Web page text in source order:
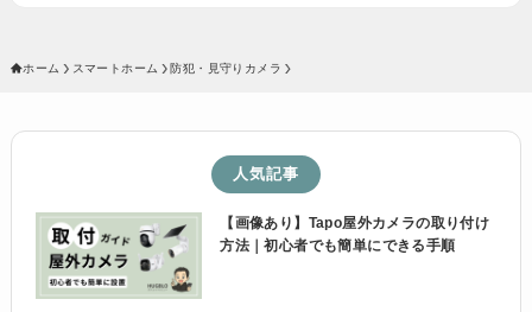
ホーム スマートホーム 防犯・見守りカメラ
人気記事
【画像あり】Tapo屋外カメラの取り付け
方法｜初心者でも簡単にできる手順